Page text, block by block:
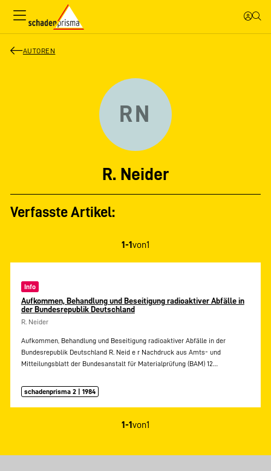
AUTOREN
RN
R. Neider
Verfasste Artikel:
1-1von1
Info
Aufkommen, Behandlung und Beseitigung radioaktiver Abfälle in
der Bundesrepublik Deutschland
R. Neider
Aufkommen, Behandlung und Beseitigung radioaktiver Abfälle in der
Bundesrepublik Deutschland R. Neid e r Nachdruck aus Amts- und
Mitteilungsblatt der Bundesanstalt für Materialprüfung (BAM) 12…
schadenprisma 2 | 1984
1-1von1